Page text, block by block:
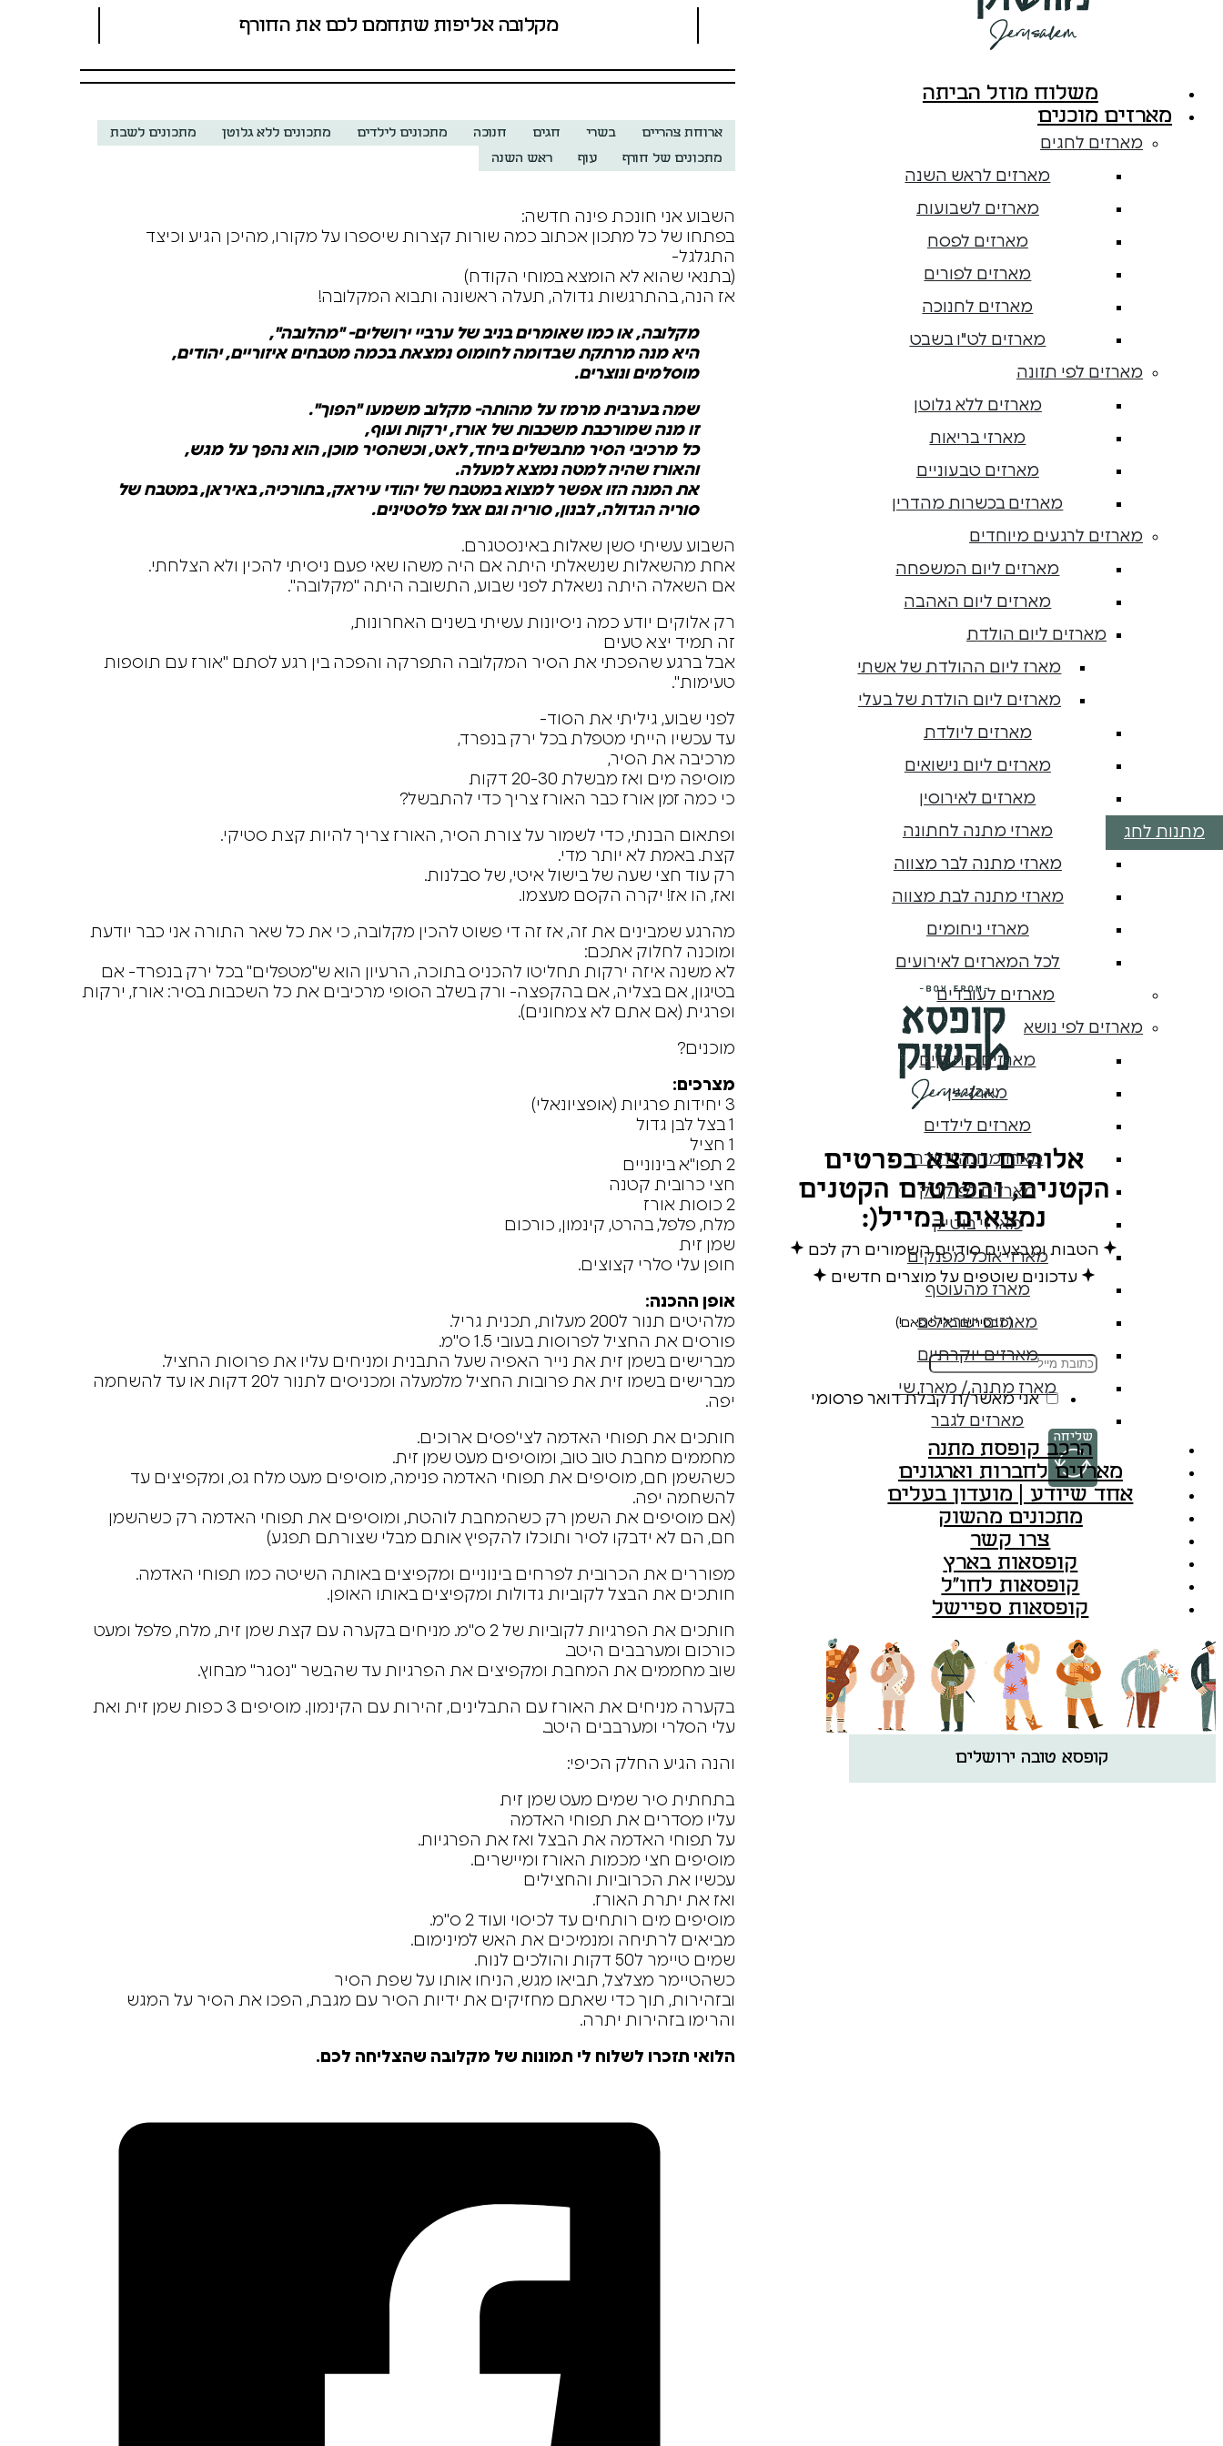
משלוח מוזל הביתה
מארזים מוכנים
מארזים לחגים
מארזים לראש השנה
מארזים לשבועות
מארזים לפסח
מארזים לפורים
מארזים לחנוכה
מארזים לט"ו בשבט
מארזים לפי תזונה
מארזים ללא גלוטן
מארזי בריאות
מארזים טבעוניים
מארזים בכשרות מהדרין
מארזים לרגעים מיוחדים
מארזים ליום המשפחה
מארזים ליום האהבה
מארזים ליום הולדת
מארז ליום ההולדת של אשתי
מארזים ליום הולדת של בעלי
מארזים ליולדת
מארזים ליום נישואים
מארזים לאירוסין
מארזי מתנה לחתונה
מארזי מתנה לבר מצווה
מארזי מתנה לבת מצווה
מארזי ניחומים
לכל המארזים לאירועים
מארזים לעובדים
מארזים לפי נושא
מארזים מתוקים
מארזי יין
מארזים לילדים
מארז מחנה יהודה
מארזים לפיקניק
מארזי בוטיק
מארזי אוכל מפנקים
מארז מהעוטף
מארזים ישראלים
מארזים יוקרתיים
מארז מתנה / מארז שי
מארזים לגבר
הרכב קופסת מתנה
מארזים לחברות וארגונים
אחד שיודע | מועדון בעלים
מתכונים מהשוק
צרו קשר
קופסאות בארץ
קופסאות לחו"ל
קופסאות ספיישל
קופסא טובה ירושלים
אלוהים נמצא בפרטים
הקטנים, והפרטים הקטנים
נמצאים במייל(:
הטבות ומבצעים סודיים השמורים רק לכם
עדכונים שוטפים על מוצרים חדשים
(מבטיחים בלי ספאם!)
אני מאשר/ת קבלת דואר פרסומי
שליחה
מקלובה אליפות שתחמם לכם את החורף
ארוחת צהריים בשרי חגים חנוכה מתכונים לילדים מתכונים ללא גלוטן
מתכונים לשבת
מתכונים של חורף
עוף ראש השנה
השבוע אני חונכת פינה חדשה:
בפתחו של כל מתכון אכתוב כמה שורות קצרות שיספרו על מקורו, מהיכן הגיע וכיצד
התגלגל-
(בתנאי שהוא לא הומצא במוחי הקודח)
אז הנה, בהתרגשות גדולה, תעלה ראשונה ותבוא המקלובה!
מקלובה, או כמו שאומרים בניב של ערביי ירושלים- "מהלובה",
היא מנה מרתקתשבדומה לחומוס נמצאת בכמה מטבחים איזוריים, יהודים,
מוסלמים ונוצרים.
שמה בערבית מרמז על מהותה- מקלוב משמעו "הפוך".
זו מנה שמורכבת משכבות של אורז, ירקות ועוף,
כל מרכיבי הסיר מתבשלים ביחד, לאט, וכשהסיר מוכן, הוא נהפך על מגש,
והאורז שהיה למטה נמצא למעלה.
אתהמנה הזו אפשר למצוא במטבח של יהודי עיראק, בתורכיה, באיראן, במטבח של
סוריה הגדולה, לבנון, סוריה וגם אצל פלסטינים.
השבוע עשיתי סשן שאלות באינסטגרם.
אחת מהשאלות שנשאלתי היתה אם היה משהו שאי פעם ניסיתי להכין ולא הצלחתי.
אם השאלה היתה נשאלת לפני שבוע, התשובה היתה "מקלובה".
רק אלוקים יודע כמה ניסיונות עשיתי בשנים האחרונות,
זה תמיד יצא טעים
אבל ברגע שהפכתי את הסיר המקלובה התפרקה והפכה בין רגע לסתם "אורז עם תוספות
טעימות".
לפני שבוע, גיליתי את הסוד-
עד עכשיו הייתי מטפלת בכל ירק בנפרד,
מרכיבה את הסיר,
מוסיפה מים ואז מבשלת 20-30 דקות
כי כמה זמן אורז כבר האורז צריך כדי להתבשל?
ופתאום הבנתי, כדי לשמור על צורת הסיר, האורז צריך להיות קצת סטיקי.
קצת. באמת לא יותר מדי.
רק עוד חצי שעה של בישול איטי, של סבלנות.
ואז, הו אז! יקרה הקסם מעצמו.
מהרגע שמבינים את זה, אז זה די פשוט להכין מקלובה, כי את כל שאר התורה אני כבר יודעת
ומוכנה לחלוק אתכם:
לא משנה איזה ירקות תחליטו להכניס בתוכה, הרעיון הוא ש"מטפלים" בכל ירק בנפרד- אם
בטיגון, אם בצליה, אם בהקפצה- ורק בשלב הסופי מרכיבים את כל השכבות בסיר: אורז, ירקות
ופרגית (אם אתם לא צמחונים).
מוכנים?
מצרכים:
3 יחידות פרגיות (אופציונאלי)
1 בצל לבן גדול
1 חציל
2 תפו"א בינוניים
חצי כרובית קטנה
2 כוסות אורז
מלח, פלפל, בהרט, קינמון, כורכום
שמן זית
חופן עלי סלרי קצוצים.
אופן ההכנה:
מלהיטים תנור ל200 מעלות, תכנית גריל.
פורסים את החציל לפרוסות בעובי 1.5 ס"מ.
מברישים בשמן זית את נייר האפיה שעל התבנית ומניחים עליו את פרוסות החציל.
מברישים בשמו זית את פרובות החציל מלמעלה ומכניסים לתנור ל20 דקות או עד להשחמה
יפה.
חותכים את תפוחי האדמה לצי'פסים ארוכים.
מחממים מחבת טוב טוב, ומוסיפים מעט שמן זית.
כשהשמן חם, מוסיפים את תפוחי האדמה פנימה, מוסיפים מעט מלח גס, ומקפיצים עד
להשחמה יפה.
(אם מוסיפים את השמן רק כשהמחבת לוהטת, ומוסיפים את תפוחי האדמה רק כשהשמן
חם, הם לא ידבקו לסיר ותוכלו להקפיץ אותם מבלי שצורתם תפגע)
מפוררים את הכרובית לפרחים בינוניים ומקפיצים באותה השיטה כמו תפוחי האדמה.
חותכים את הבצל לקוביות גדולות ומקפיצים באותו האופן.
חותכים את הפרגיות לקוביות של 2 ס"מ. מניחים בקערה עם קצת שמן זית, מלח, פלפל ומעט
כורכום ומערבבים היטב.
שוב מחממים את המחבת ומקפיצים את הפרגיות עד שהבשר "נסגר" מבחוץ.
בקערה מניחים את האורז עם התבלינים, זהירות עם הקינמון. מוסיפים 3 כפות שמן זית ואת
עלי הסלרי ומערבבים היטב.
והנה הגיע החלק הכיפי:
בתחתית סיר שמים מעט שמן זית
עליו מסדרים את תפוחי האדמה
על תפוחי האדמה את הבצל ואז את הפרגיות.
מוסיפים חצי מכמות האורז ומיישרים.
עכשיו את הכרוביות והחצילים
ואז את יתרת האורז.
מוסיפים מים רותחים עד לכיסוי ועוד 2 ס"מ.
מביאים לרתיחה ומנמיכים את האש למינימום.
שמים טיימר ל50 דקות והולכים לנוח.
כשהטיימר מצלצל, תביאו מגש, הניחו אותו על שפת הסיר
ובזהירות, תוך כדי שאתם מחזיקים את ידיות הסיר עם מגבת, הפכו את הסיר על המגש
והרימו בזהירות יתרה.
הלואי תזכרו לשלוח לי תמונות של מקלובה שהצליחה לכם.
מתנות לחג